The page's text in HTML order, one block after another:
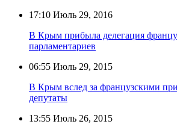
17:10 Июль 29, 2016
В Крым прибыла делегация
парламентариев
06:55 Июль 29, 2015
В Крым вслед за французскими
депутаты
13:55 Июль 26, 2015